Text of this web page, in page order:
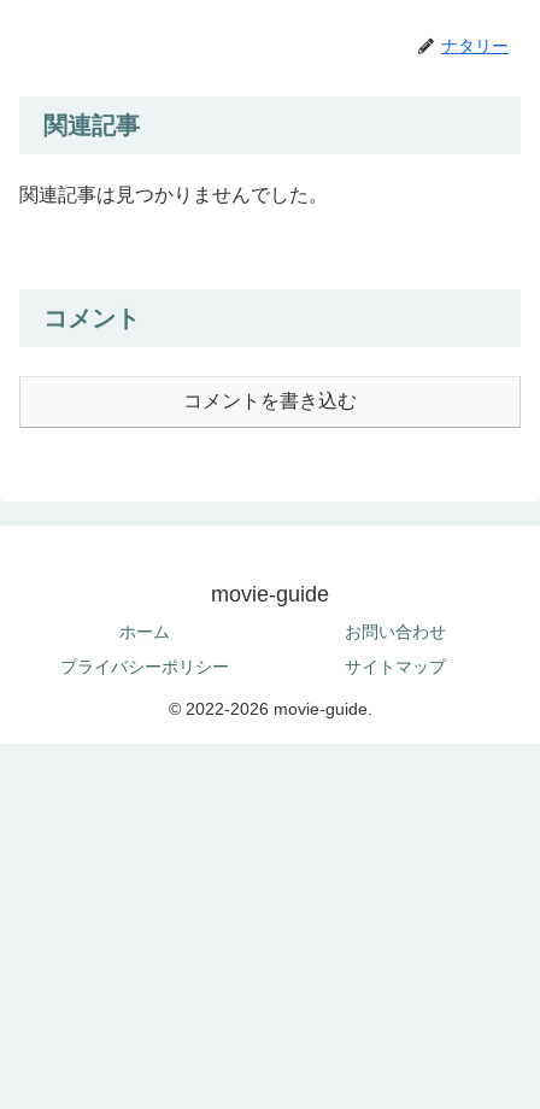
ナタリー
関連記事
関連記事は見つかりませんでした。
コメント
コメントを書き込む
movie-guide
ホーム
お問い合わせ
プライバシーポリシー
サイトマップ
© 2022-2026 movie-guide.